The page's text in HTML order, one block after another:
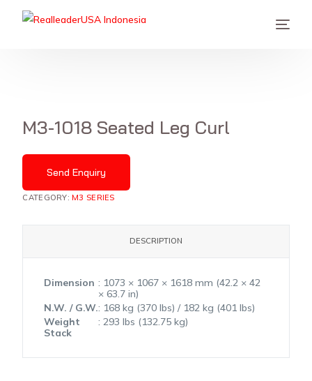
M3-1018 Seated Leg Curl
Send Enquiry
CATEGORY:M3 SERIES
DESCRIPTION
Dimension : 1073 × 1067 × 1618 mm (42.2 × 42
× 63.7 in)
N.W. / G.W.: 168 kg (370 lbs) / 182 kg (401 lbs)
Weight
Stack
: 293 lbs (132.75 kg)